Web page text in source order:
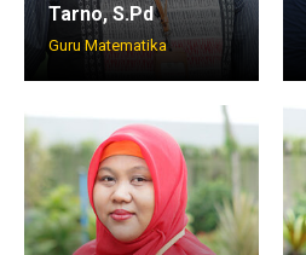
Tarno, S.Pd
Guru Matematika